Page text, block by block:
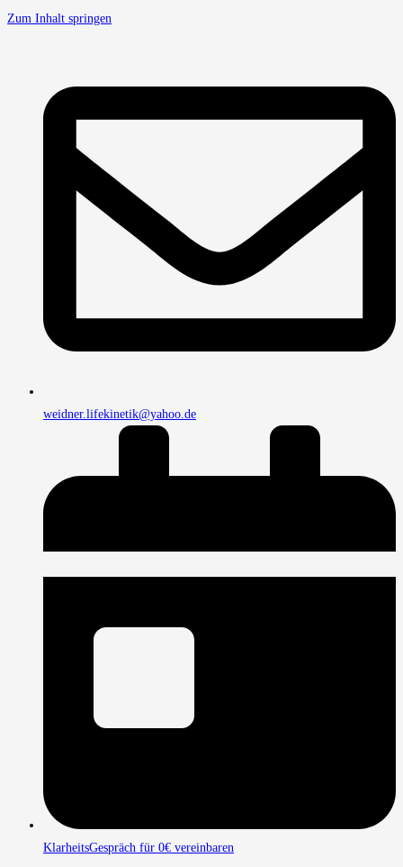
Zum Inhalt springen
weidner.lifekinetik@yahoo.de
KlarheitsGespräch für 0€ vereinbaren